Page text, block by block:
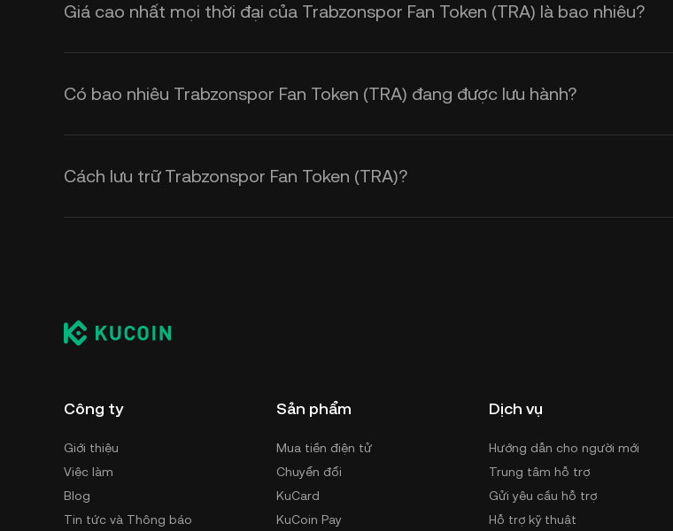
Giá cao nhất mọi thời đại của Trabzonspor Fan Token (TRA) là bao nhiêu?
Có bao nhiêu Trabzonspor Fan Token (TRA) đang được lưu hành?
Cách lưu trữ Trabzonspor Fan Token (TRA)?
Công ty
Giới thiệu
Việc làm
Blog
Tin tức và Thông báo
Sản phẩm
Mua tiền điện tử
Chuyển đổi
KuCard
KuCoin Pay
Dịch vụ
Hướng dẫn cho người mới
Trung tâm hỗ trợ
Gửi yêu cầu hỗ trợ
Hỗ trợ kỹ thuật